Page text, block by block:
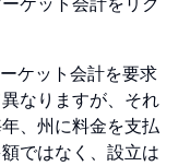
ケット会計を要求
なりますが、それ
、州に料金を支払
ではなく、設立は